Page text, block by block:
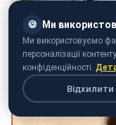
Архівні фото Віри
instagram.com/
🍪 Ми
Ми використовуємо
персоналізації
конфіденційності.
Відхилити